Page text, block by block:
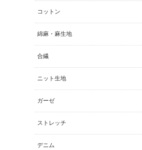
コットン
綿麻・麻生地
合繊
ニット生地
ガーゼ
ストレッチ
デニム